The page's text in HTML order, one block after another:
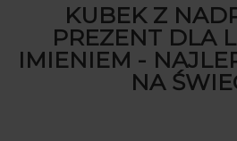
KUBEK Z
PREZENT DLA
IMIENIEM -
NA